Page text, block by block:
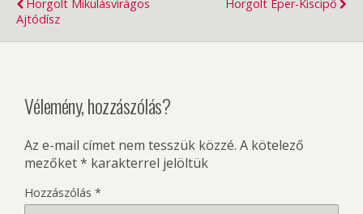
Horgolt Mikulásvirágos
Ajtódísz
Horgolt Eper-Kiscipő
Vélemény, hozzászólás?
Az e-mail címet nem tesszük közzé. A kötelező
mezőket* karakterrel jelöltük
Hozzászólás *